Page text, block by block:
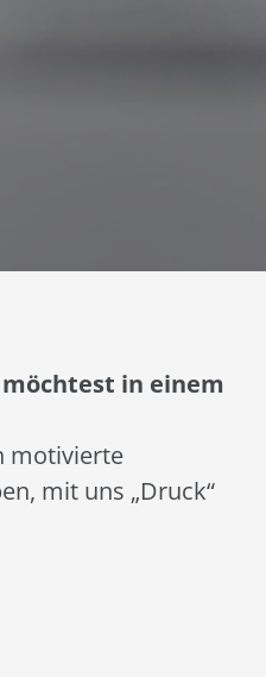
in einem
motivierte
mit uns „Druck“